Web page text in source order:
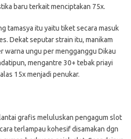
baru terkait menciptakan 75x.
tamasya itu yaitu tiket secara masuk
Dekat seputar strain itu, manikam
warna ungu per mengganggu Dikau
mengantre 30+ tebak priayi
15x menjadi penukar.
grafis meluluskan pengagum slot
terlampau kohesif disamakan dgn